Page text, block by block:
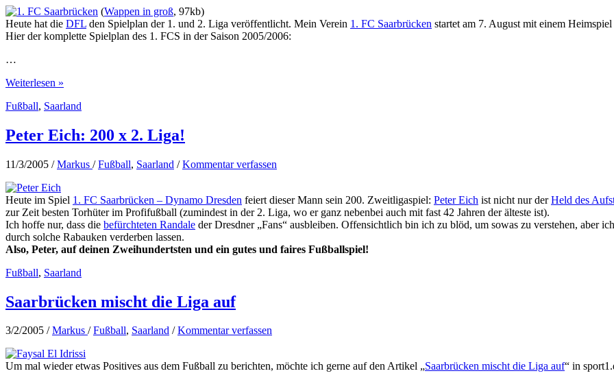
(Wappen in groß, 97kb)
Heute hat die DFL den Spielplan der 1. und 2. Liga veröffentlicht. Mein Verein 1. FC Saarbrücken startet am 7. August mit einem
Hier der komplette Spielplan des 1. FCS in der Saison 2005/2006:
…
Saisonstart
FCS
Ludwigspark
gegen
Weiterlesen »
Fußball, Saarland
Peter Eich: 200 x 2. Liga!
11/3/2005 /Markus /Fußball, Saarland /Kommentar verfassen
Heute im Spiel 1. FC Saarbrücken – Dynamo Dresden feiert dieser Mann sein 200. Zweitligaspiel: Peter Eich ist nicht nur derHeld des
zur Zeit besten Torhüter im Profifußball (zumindest in der 2. Liga, wo er ganz nebenbei auch mit fast 42 Jahren der älteste ist).
Ich hoffe nur, dass die befürchteten Randale der Dresdner „Fans“ ausbleiben. Offensichtlich bin ich zu blöd, um sowas zu verstehen, aber
durch solche Rabauken verderben lassen.
Also, Peter, auf deinen Zweihundertsten und ein gutes und faires Fußballspiel!
Fußball, Saarland
Saarbrücken mischt die Liga auf
3/2/2005 /Markus /Fußball, Saarland /Kommentar verfassen
Um mal wieder etwas Positives aus dem Fußball zu berichten, möchte ich gerne auf den Artikel „Saarbrücken mischt die Liga auf“ in